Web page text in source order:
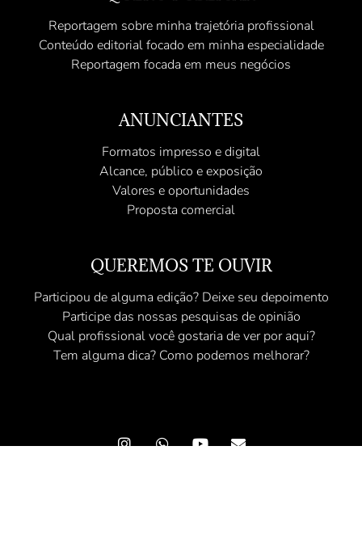
Reportagem sobre minha trajetória profissional
Conteúdo editorial focado em minha especialidade
Reportagem focada em meus negócios
ANUNCIANTES
Formatos impresso e digital
Alcance, público e exposição
Valores e oportunidades
Proposta comercial
QUEREMOS TE OUVIR
Participou de alguma edição? Deixe seu depoimento
Participe das nossas pesquisas de opinião
Qual profissional você gostaria de ver por aqui?
Tem alguma dica? Como podemos melhorar?